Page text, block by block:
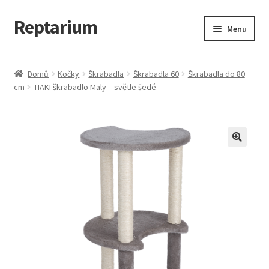
Přeskočit
na
Přejít
k
webu
Reptarium Menu
Košík
Domů Kočky Škrabadla Škrabadla 60
Škrabadla do 80
cm
TIAKI škrabadlo Maly – světle šedé